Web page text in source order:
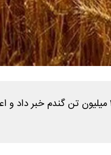
مدیرعامل بانک کشاورزی از پرداخت ۴۱ هزار میلیارد تومان از مطالبات